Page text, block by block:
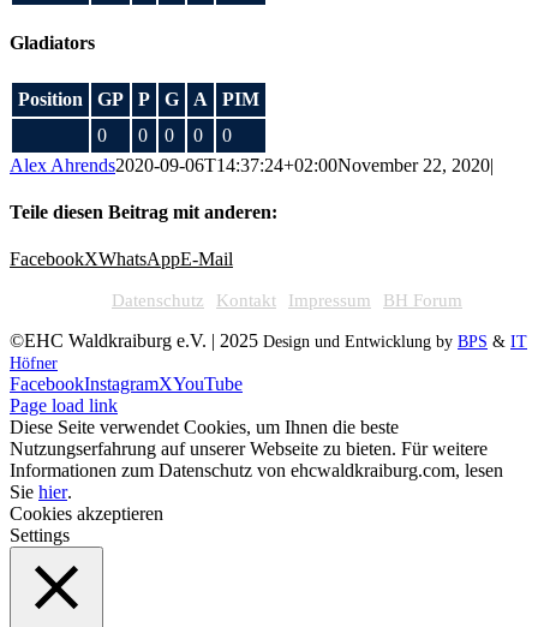
Gladiators
Position GP P G A
PIM
0
0 0 0
0
Alex Ahrends2020-09-06T14:37:24+02:00November 22, 2020|
Teile diesen Beitrag mit anderen:
FacebookXWhatsAppE-Mail
Datenschutz Kontakt Impressum BH Forum
©EHC Waldkraiburg e.V. | 2025 Design und Entwicklung by BPS & IT
Höfner
FacebookInstagramXYouTube
Page load link
Diese Seite verwendet Cookies, um Ihnen die beste
Nutzungserfahrung auf unserer Webseite zu bieten. Für weitere
Informationen zum Datenschutz von ehcwaldkraiburg.com, lesen
Sie hier.
Cookies akzeptieren
Settings